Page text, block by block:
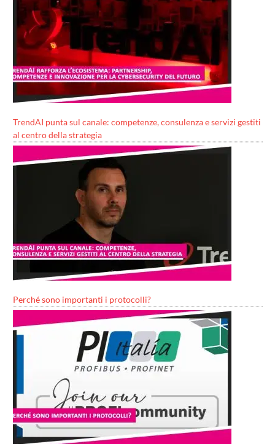
TrendAI punta sul canale: competenze, consulenza e servizi gestiti
al centro della strategia
Perché sono importanti i protocolli?